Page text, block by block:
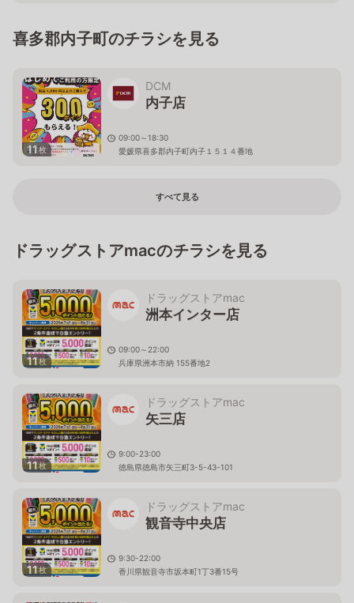
喜多郡内子町のチラシを見る
11枚
DCM
内子店
09:00～18:30
愛媛県喜多郡内子町内子１５１４番地
すべて見る
ドラッグストアmacのチラシを見る
11枚
ドラッグストアmac
洲本インター店
09:00～22:00
兵庫県洲本市納 155番地2
11枚
ドラッグストアmac
矢三店
9:00-23:00
徳島県徳島市矢三町3-5-43-101
11枚
ドラッグストアmac
観音寺中央店
9:30-22:00
香川県観音寺市坂本町1丁3番15号